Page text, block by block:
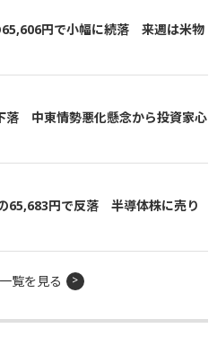
65,606円で小幅に続落 来週は米物
落 中東情勢悪化懸念から投資家心
65,683円で反落 半導体株に売り
覧を見る